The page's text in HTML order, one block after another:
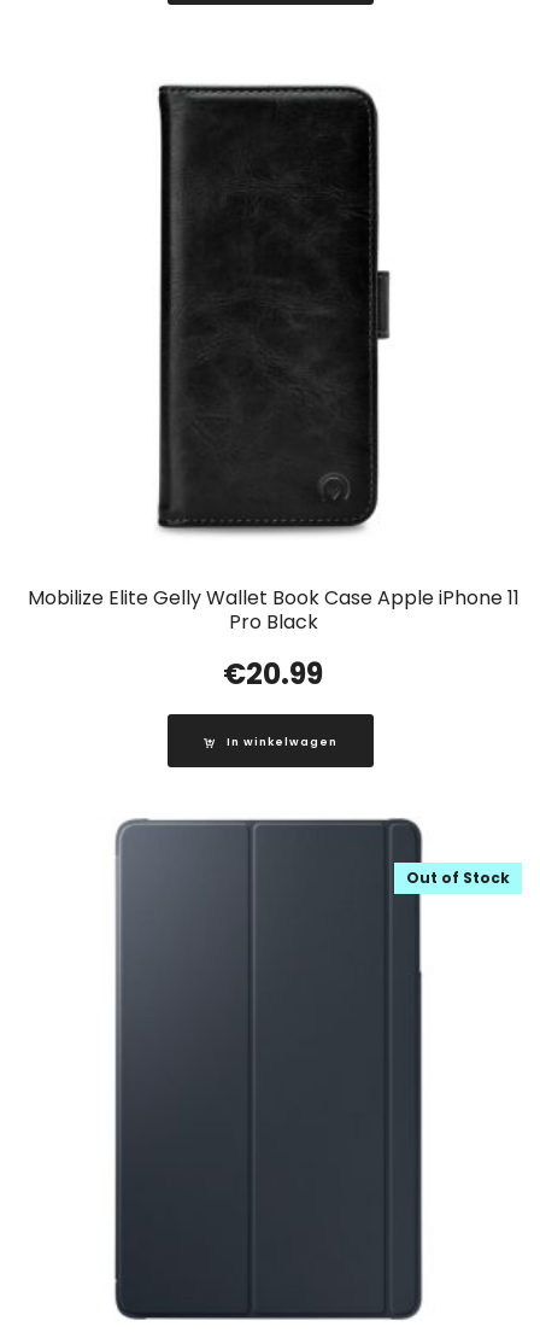
Mobilize Elite Gelly Wallet Book Case Apple iPhone 11
Pro Black
€20.99
In winkelwagen
Out of Stock